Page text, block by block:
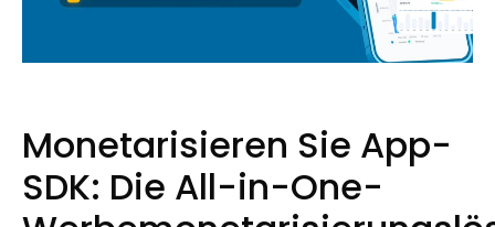
Monetarisieren Sie App-
SDK: Die All-in-One-